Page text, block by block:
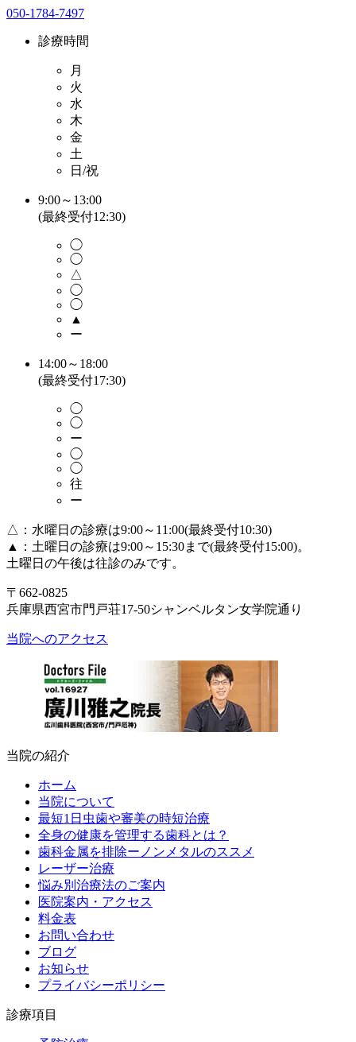
050-1784-7497
診療時間
月
火
水
木
金
土
日/祝
9:00～13:00
(最終受付12:30)
◯
◯
△
◯
◯
▲
ー
14:00～18:00
(最終受付17:30)
◯
◯
ー
◯
◯
往
ー
△：水曜日の診療は9:00～11:00(最終受付10:30)
▲：土曜日の診療は9:00～15:30まで(最終受付15:00)。
土曜日の午後は往診のみです。
〒662-0825
兵庫県西宮市門戸荘17-50シャンベルタン女学院通り
当院へのアクセス
当院の紹介
ホーム
当院について
最短1日虫歯や審美の時短治療
全身の健康を管理する歯科とは？
歯科金属を排除ーノンメタルのススメ
レーザー治療
悩み別治療法のご案内
医院案内・アクセス
料金表
お問い合わせ
ブログ
お知らせ
プライバシーポリシー
診療項目